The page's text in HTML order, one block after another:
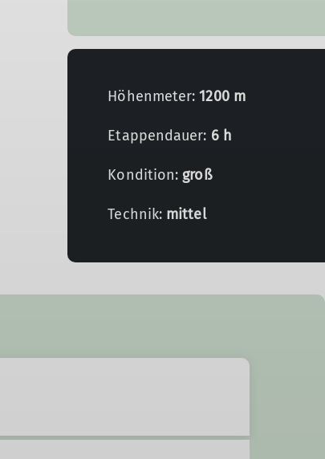
Höhenmeter:1200 m
Etappendauer: 6 h
Kondition: groß
Technik: mittel